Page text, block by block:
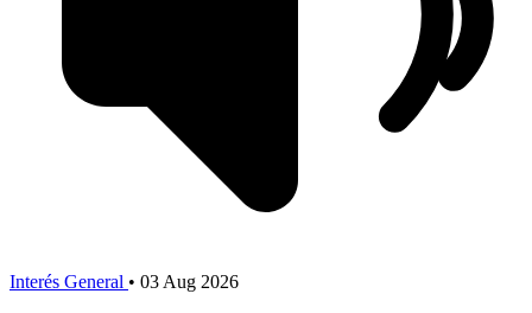
Interés General • 03 Aug 2026